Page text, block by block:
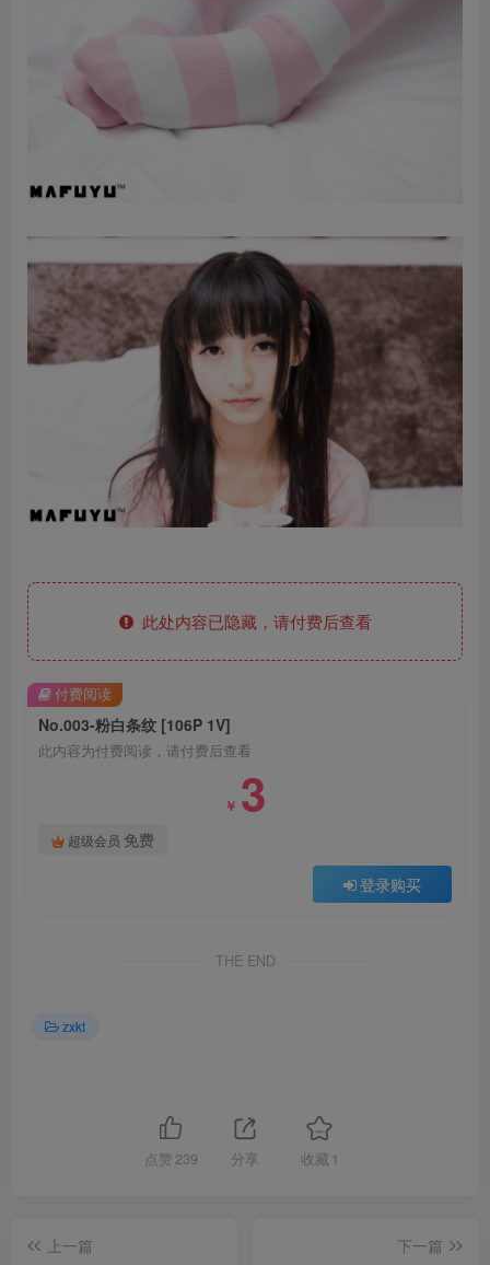
此处内容已隐藏，请付费后查看
No.003-粉白条纹 [106P 1V]
此内容为付费阅读，请付费后查看
￥ 3
超级会员 免费
登录购买
付费阅读
THE END
zxkt
点赞 239 分享 收藏 1
上一篇 下一篇